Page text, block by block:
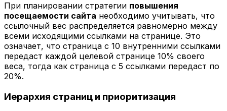
При планировании стратегии повышения
посещаемости сайта необходимо учитывать, что
ссылочный вес распределяется равномерно между
всеми исходящими ссылками на странице. Это
означает, что страница с 10 внутренними ссылками
передаст каждой целевой странице 10% своего
веса, тогда как страница с 5 ссылками передаст по
20%.
Иерархия страниц и приоритизация